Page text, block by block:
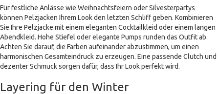
Für festliche Anlässe wie Weihnachtsfeiern oder Silvesterpartys
können Pelzjacken Ihrem Look den letzten Schliff geben. Kombinieren
Sie Ihre Pelzjacke mit einem eleganten Cocktailkleid oder einem langen
Abendkleid. Hohe Stiefel oder elegante Pumps runden das Outfit ab.
Achten Sie darauf, die Farben aufeinander abzustimmen, um einen
harmonischen Gesamteindruck zu erzeugen. Eine passende Clutch und
dezenter Schmuck sorgen dafür, dass Ihr Look perfekt wird.
Layering für den Winter